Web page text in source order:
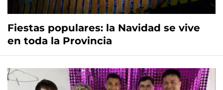
Fiestas populares: la Navidad se vive
en toda la Provincia